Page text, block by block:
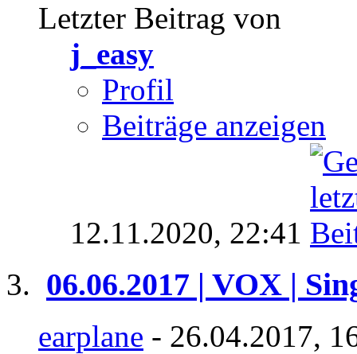
Letzter Beitrag von
j_easy
Profil
Beiträge anzeigen
12.11.2020, 22:41
06.06.2017 | VOX |
earplane - 26.04.2017,